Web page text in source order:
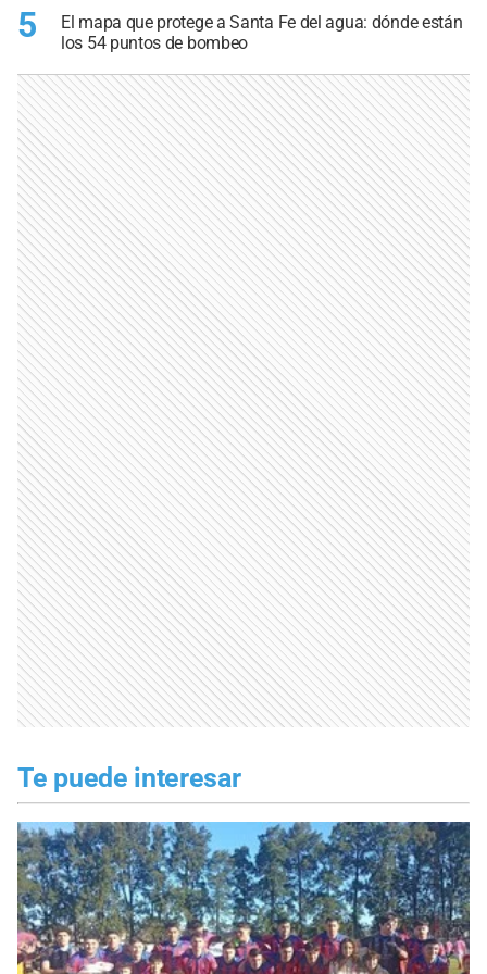
5
El mapa que protege a Santa Fe del agua: dónde están
los 54 puntos de bombeo
Te puede interesar